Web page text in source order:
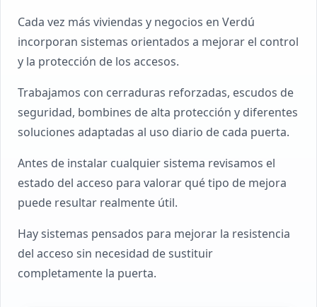
Cada vez más viviendas y negocios en Verdú
incorporan sistemas orientados a mejorar el control
y la protección de los accesos.
Trabajamos con cerraduras reforzadas, escudos de
seguridad, bombines de alta protección y diferentes
soluciones adaptadas al uso diario de cada puerta.
Antes de instalar cualquier sistema revisamos el
estado del acceso para valorar qué tipo de mejora
puede resultar realmente útil.
Hay sistemas pensados para mejorar la resistencia
del acceso sin necesidad de sustituir
completamente la puerta.